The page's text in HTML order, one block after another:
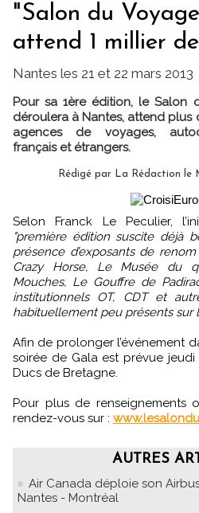
"Salon du
attend 1 millier
Nantes les 21 et 22 mars 2013
Pour sa 1ère édition, le Salon
déroulera à Nantes, attend plus
agences de voyages,
français et étrangers.
Rédigé par La Rédaction le
Selon Franck Le Peculier,
"première édition suscite déjà
présence d’exposants de
Crazy Horse, Le Musée du
Mouches, Le Gouffre de
institutionnels OT, CDT et
habituellement peu présents sur
Afin de prolonger l’événement
soirée de Gala est prévue jeudi
Ducs de Bretagne.
Pour plus de renseignements
rendez-vous sur :
AUTRES
Air Canada déploie son
Nantes - Montréal